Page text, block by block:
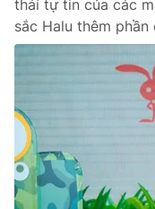
thái tự tin của các
sắc Halu thêm phần